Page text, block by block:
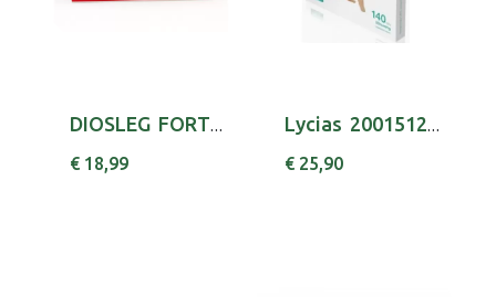
DIOSLEG FORTE COMP REV X60 MAGNESIO (OXIDO) [...
€ 18,99
Lycias 2001512110 Active Meia 140 T2 Nude
€ 25,90